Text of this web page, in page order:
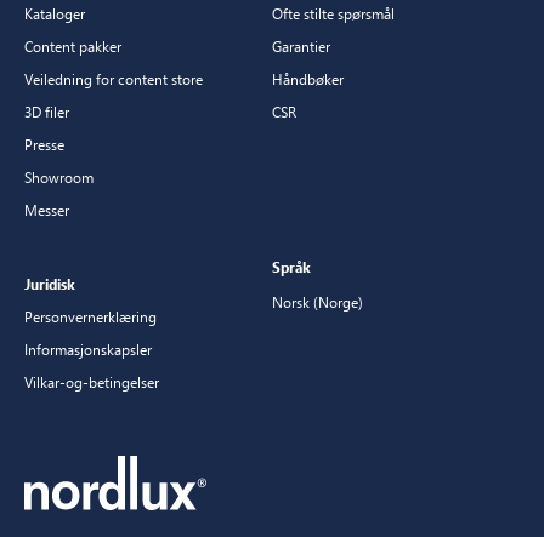
Kataloger
Content pakker
Veiledning for content store
3D filer
Presse
Showroom
Messer
Ofte stilte spørsmål
Garantier
Håndbøker
CSR
Juridisk
Personvernerklæring
Informasjonskapsler
Vilkar-og-betingelser
Språk
Norsk (Norge)